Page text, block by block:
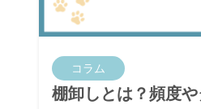
コラム
棚卸しとは？頻度